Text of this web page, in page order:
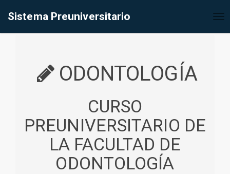
Sistema Preuniversitario
ODONTOLOGÍA
CURSO
PREUNIVERSITARIO DE
LA FACULTAD DE
ODONTOLOGÍA